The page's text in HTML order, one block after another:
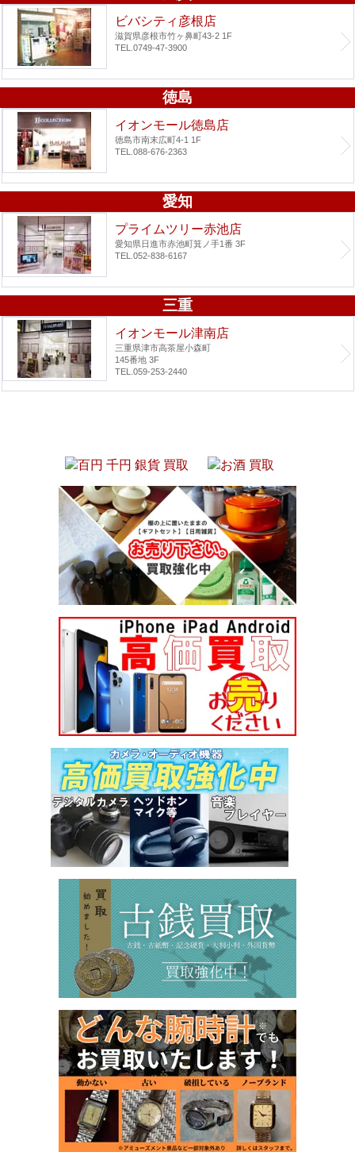
ビバシティ彦根店
滋賀県彦根市竹ヶ鼻町43-2 1F
TEL.0749-47-3900
徳島
イオンモール徳島店
徳島市南末広町4-1 1F
TEL.088-676-2363
愛知
プライムツリー赤池店
愛知県日進市赤池町箕ノ手1番 3F
TEL.052-838-6167
三重
イオンモール津南店
三重県津市高茶屋小森町
145番地 3F
TEL.059-253-2440